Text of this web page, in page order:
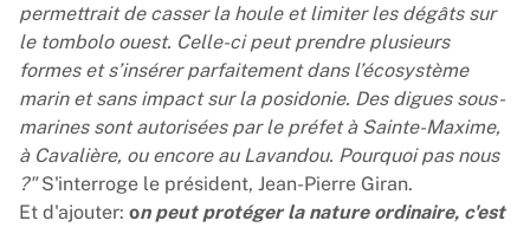
permettrait de casser la houle et limiter les dégâts sur
le tombolo ouest. Celle-ci peut prendre plusieurs
formes et s’insérer parfaitement dans l’écosystème
marin et sans impact sur la posidonie. Des digues sous-
marines sont autorisées par le préfet à Sainte-Maxime,
à Cavalière, ou encore au Lavandou. Pourquoi pas nous
?"S'interroge le président, Jean-Pierre Giran.
Et d'ajouter: on peut protéger la nature ordinaire, c'est